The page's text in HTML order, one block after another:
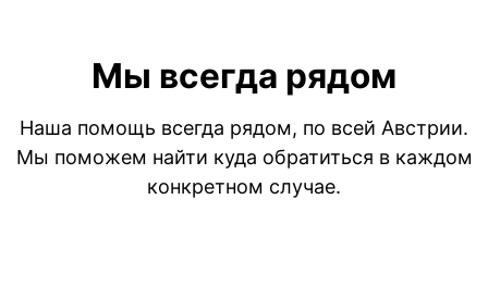
Мы всегда рядом
Наша помощь всегда рядом, по всей Австрии.
Мы поможем найти куда обратиться в каждом
конкретном случае.